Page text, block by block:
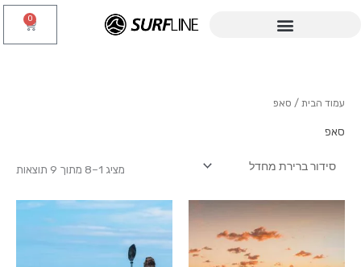
0
עגלת
קניות
עמוד הבית / סאפ
סאפ
מציג 1–8 מתוך 9 תוצאות